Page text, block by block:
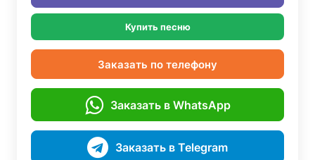
Купить песню
Заказать по телефону
Заказать в WhatsApp
Заказать в Telegram